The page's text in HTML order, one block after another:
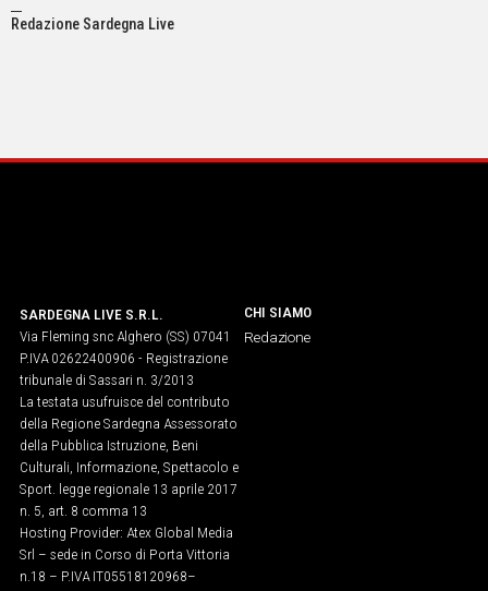
Redazione Sardegna Live
SARDEGNA LIVE S.R.L.
Via Fleming snc Alghero (SS) 07041
P.IVA 02622400906 - Registrazione
tribunale di Sassari n. 3/2013
La testata usufruisce del contributo
della Regione Sardegna Assessorato
della Pubblica Istruzione, Beni
Culturali, Informazione, Spettacolo e
Sport. legge regionale 13 aprile 2017
n. 5, art. 8 comma 13
Hosting Provider: Atex Global Media
Srl – sede in Corso di Porta Vittoria
n.18 – P.IVA IT05518120968​–
CHI SIAMO
Redazione